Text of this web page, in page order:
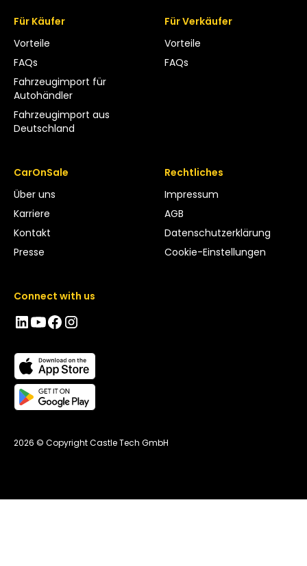
Für Käufer
Vorteile
FAQs
Fahrzeugimport für
Autohändler
Fahrzeugimport aus
Deutschland
Für Verkäufer
Vorteile
FAQs
CarOnSale
Über uns
Karriere
Kontakt
Presse
Rechtliches
Impressum
AGB
Datenschutzerklärung
Cookie-Einstellungen
Connect with us
2026 © Copyright Castle Tech GmbH